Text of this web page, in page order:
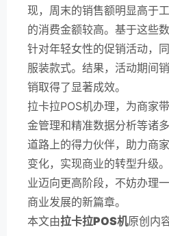
现，周末的销售额明显高于
的消费金额较高。基于这些
针对年轻女性的促销活动，
服装款式。结果，活动期间
销取得了显著成效。
拉卡拉POS机办理，为商家
金管理和精准数据分析等诸
道路上的得力伙伴，助力商
变化，实现商业的转型升级
业迈向更高阶段，不妨办理
商业发展的新篇章。
本文由拉卡拉POS机原创内